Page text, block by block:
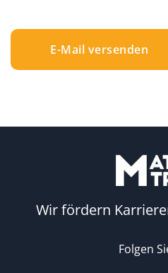
E-Mail versenden
Wir fördern
Folgen